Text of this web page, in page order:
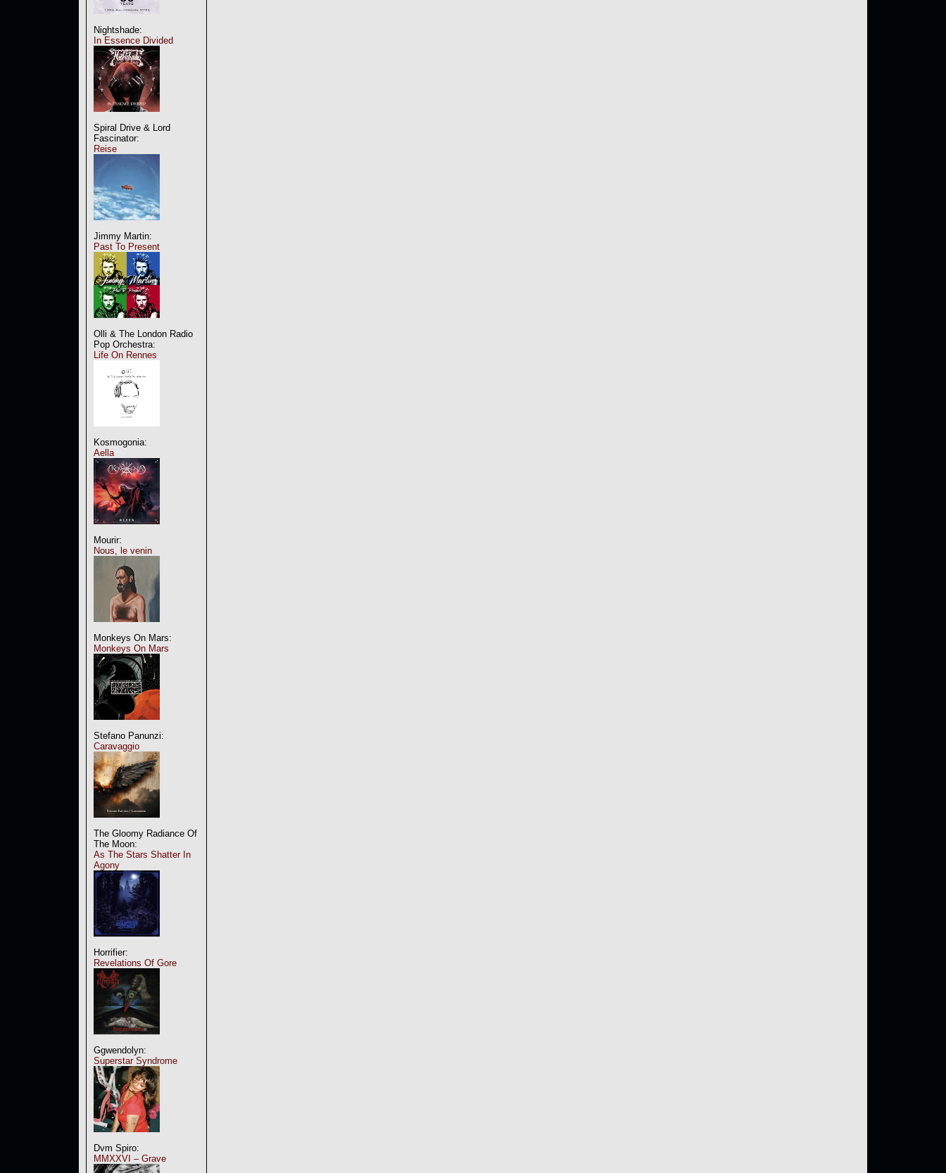
Nightshade:
In Essence Divided
Spiral Drive & Lord
Fascinator:
Reise
Jimmy Martin:
Past To Present
Olli & The London Radio
Pop Orchestra:
Life On Rennes
Kosmogonia:
Aella
Mourir:
Nous, le venin
Monkeys On Mars:
Monkeys On Mars
Stefano Panunzi:
Caravaggio
The Gloomy Radiance Of
The Moon:
As The Stars Shatter In
Agony
Horrifier:
Revelations Of Gore
Ggwendolyn:
Superstar Syndrome
Dvm Spiro:
MMXXVI – Grave